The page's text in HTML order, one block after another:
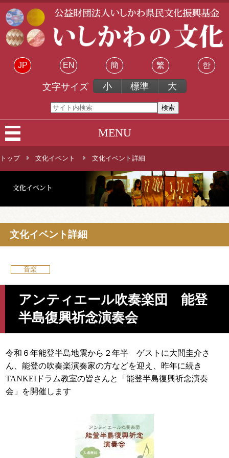
JP EN 簡 繁 한
文字サイズ 小 標準 大
MENU
トップ 文化イベント 文化イベント詳細
文化イベント詳細
音楽
アンティエール吹奏楽団 能登
半島復興祈念演奏会
令和６年能登半島地震から２年半 ゲストに大間圭介さ
ん、能登の吹奏楽演奏家の方などを迎え、昨年に続き
TANKEIドラム教室の皆さんと「能登半島復興祈念演奏
会」を開催します